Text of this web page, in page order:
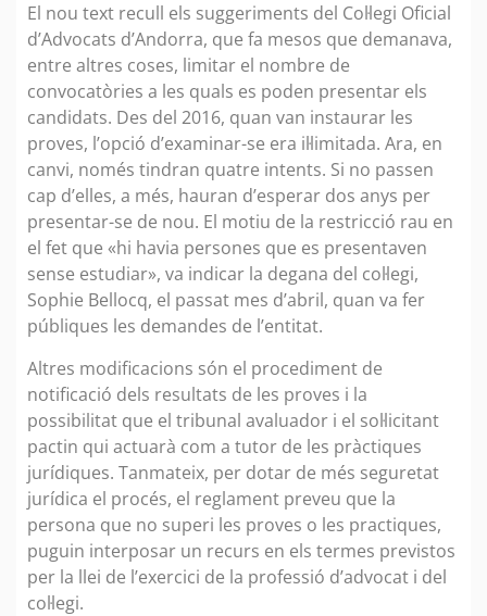
El nou text recull els suggeriments del Col·legi Oficial
d’Advocats d’Andorra, que fa mesos que demanava,
entre altres coses, limitar el nombre de
convocatòries a les quals es poden presentar els
candidats. Des del 2016, quan van instaurar les
proves, l’opció d’examinar-se era il·limitada. Ara, en
canvi, només tindran quatre intents. Si no passen
cap d’elles, a més, hauran d’esperar dos anys per
presentar-se de nou. El motiu de la restricció rau en
el fet que «hi havia persones que es presentaven
sense estudiar», va indicar la degana del col·legi,
Sophie Bellocq, el passat mes d’abril, quan va fer
públiques les demandes de l’entitat.
Altres modificacions són el procediment de
notificació dels resultats de les proves i la
possibilitat que el tribunal avaluador i el sol·licitant
pactin qui actuarà com a tutor de les pràctiques
jurídiques. Tanmateix, per dotar de més seguretat
jurídica el procés, el reglament preveu que la
persona que no superi les proves o les practiques,
puguin interposar un recurs en els termes previstos
per la llei de l’exercici de la professió d’advocat i del
col·legi.